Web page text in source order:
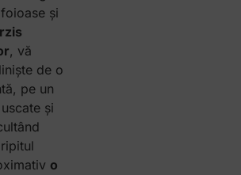
și
, vă
de o
pe un
și
o